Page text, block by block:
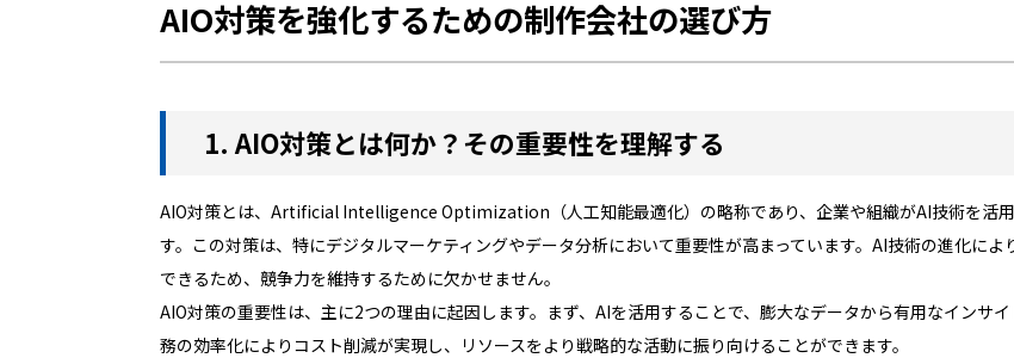
AIO対策を強化するための制作会社の選び方
1. AIO対策とは何か？その重要性を理解する
AIO対策とは、Artificial Intelligence Optimization（人工知能最適化）の略称であり、企業や組織がAI技術を活
す。この対策は、特にデジタルマーケティングやデータ分析において重要性が高まっています。AI技術の進化に
できるため、競争力を維持するために欠かせません。
AIO対策の重要性は、主に2つの理由に起因します。まず、AIを活用することで、膨大なデータから有用なインサ
務の効率化によりコスト削減が実現し、リソースをより戦略的な活動に振り向けることができます。